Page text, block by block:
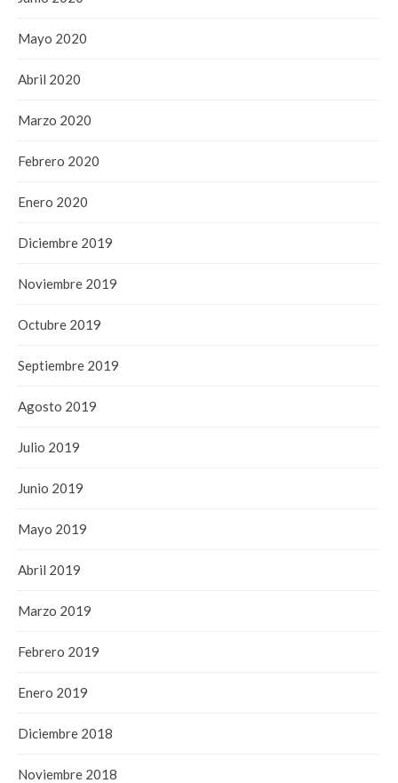
Mayo 2020
Abril 2020
Marzo 2020
Febrero 2020
Enero 2020
Diciembre 2019
Noviembre 2019
Octubre 2019
Septiembre 2019
Agosto 2019
Julio 2019
Junio 2019
Mayo 2019
Abril 2019
Marzo 2019
Febrero 2019
Enero 2019
Diciembre 2018
Noviembre 2018